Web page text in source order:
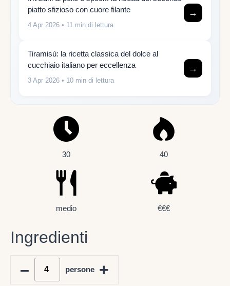
piatto sfizioso con cuore filante
4 Apr 2026 • 11 min di lettura
→
Tiramisù: la ricetta classica del dolce al
cucchiaio italiano per eccellenza
3 Apr 2026 • 10 min di lettura
→
30 40
medio €€€
Ingredienti
–
persone +